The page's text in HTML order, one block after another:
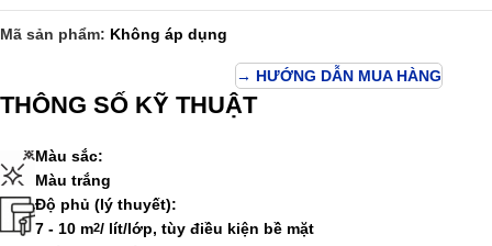
Mã sản phẩm: Không áp dụng
→ HƯỚNG DẪN MUA HÀNG
THÔNG SỐ KỸ THUẬT
Màu sắc:
Màu trắng
Độ phủ (lý thuyết):
7 - 10 m2/ lít/lớp, tùy điều kiện bề mặt